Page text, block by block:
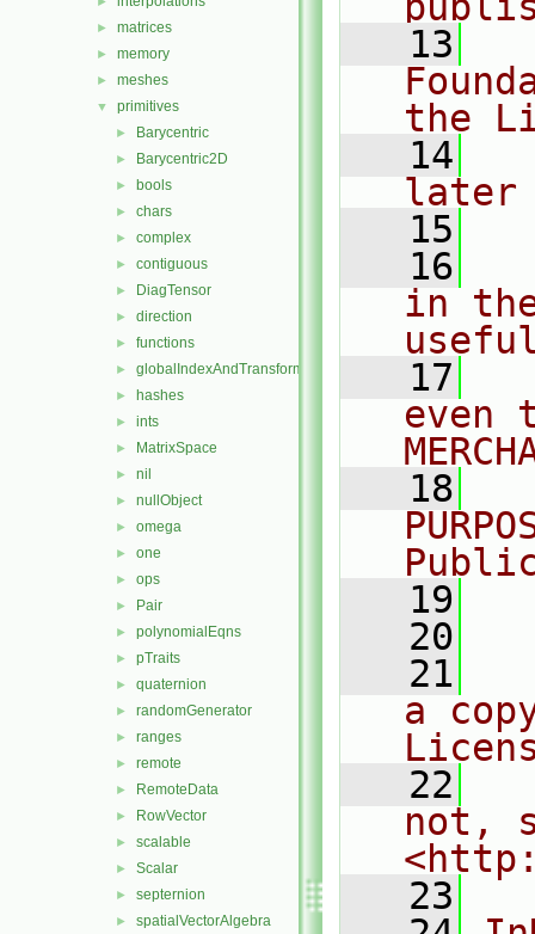
► matrices
► memory
► meshes
▼ primitives
► Barycentric
► Barycentric2D
► bools
► chars
► complex
► contiguous
► DiagTensor
► direction
► functions
► globalIndexAndTransform
► hashes
► ints
► MatrixSpace
► nil
► nullObject
► omega
► one
► ops
► Pair
► polynomialEqns
► pTraits
► quaternion
► randomGenerator
► ranges
► remote
► RemoteData
► RowVector
► scalable
► Scalar
► septernion
► spatialVectorAlgebra
   13
the
   14
later
   15
   16
in
   17
even
   18
   19
   20
   21
a
   22
not,
   23